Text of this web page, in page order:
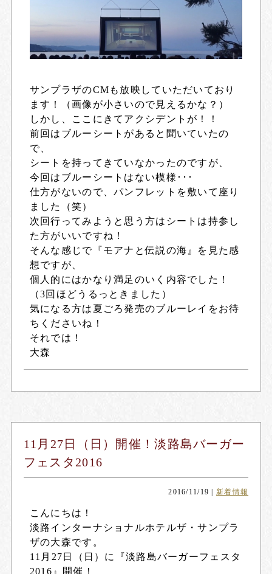
サンプラザのCMも放映していただいており
ます！（画像が小さいので見えるかな？）
しかし、ここにきてアクシデントが！！
前回はブルーシートがあると聞いていたの
で、
シートを持ってきていなかったのですが、
今回はブルーシートはない模様･･･
仕方がないので、パンフレットを敷いて座り
ました（笑）
次回行ってみようと思う方はシートは持参し
た方がいいですね！
そんな感じで『モアナと伝説の海』を見た感
想ですが、
個人的にはかなり満足のいく内容でした！
（3回ほどうるっときました）
気になる方は夏ごろ発売のブルーレイをお待
ちくださいね！
それでは！
大森
11月27日（日）開催！淡路島バーガー
フェスタ2016
2016/11/19 | 新着情報
こんにちは！
淡路インターナショナルホテルザ・サンプラ
ザの大森です。
11月27日（日）に『淡路島バーガーフェスタ
2016』開催！